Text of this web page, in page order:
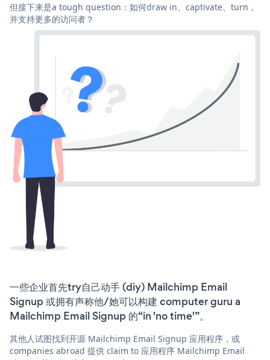
但接下来是a tough question：如何draw in、captivate、turn，
并支持更多的访问者？
一些企业首先try自己动手 (diy) Mailchimp Email
Signup 或拥有声称他/她可以构建 computer guru a
Mailchimp Email Signup 的“in 'no time'”。
其他人试图找到开源 Mailchimp Email Signup 应用程序，或
companies abroad 提供 claim to 应用程序 Mailchimp Email